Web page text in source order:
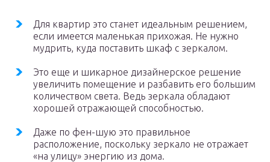
Для квартир это станет идеальным решением,
если имеется маленькая прихожая. Не нужно
мудрить, куда поставить шкаф с зеркалом.
Это еще и шикарное дизайнерское решение
увеличить помещение и разбавить его большим
количеством света. Ведь зеркала обладают
хорошей отражающей способностью.
Даже по фен-шую это правильное
расположение, поскольку зеркало не отражает
«на улицу» энергию из дома.